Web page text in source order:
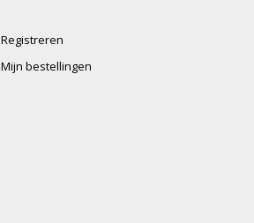
Registreren
Mijn bestellingen